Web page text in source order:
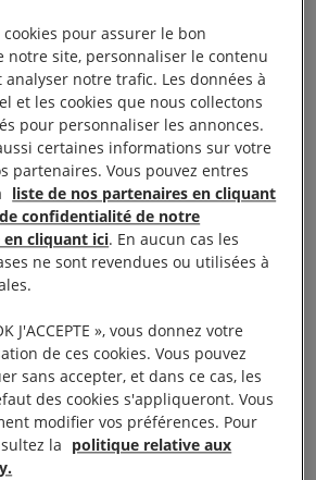
En effet, l’actualité récente liée
à quel point il est urgent de
européenne à la hauteur de ces
est urgente
méritent mieux que ce statu
rôle clé à jouer pour impulser
un système durable et
pour assurer le bon
notre site, personnaliser le contenu
notre trafic. Les données à
et les cookies que nous collectons
pour personnaliser les annonces.
certaines informations sur votre
partenaires. Vous pouvez entres
liste de nos partenaires en cliquant
confidentialité de notre
en cliquant ici. En aucun cas les
ne sont revendues ou utilisées à
J'ACCEPTE », vous donnez votre
de ces cookies. Vous pouvez
sans accepter, et dans ce cas, les
des cookies s'appliqueront. Vous
modifier vos préférences. Pour
la politique relative aux